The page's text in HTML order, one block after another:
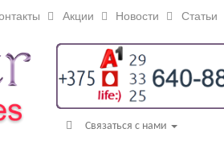
Акции Новости Статьи
Связаться с нами